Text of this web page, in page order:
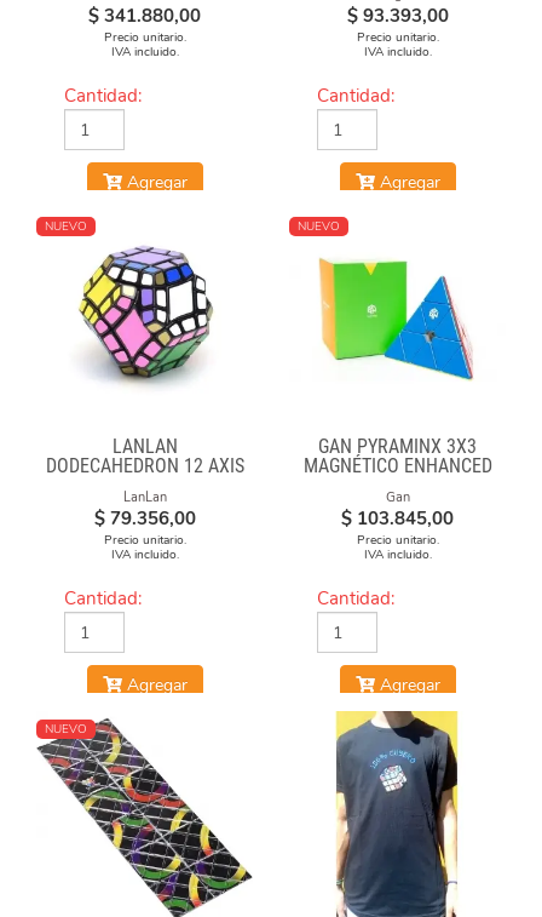
$ 341.880,00
Precio unitario.
IVA incluido.
Cantidad:
Agregar
$ 93.393,00
Precio unitario.
IVA incluido.
Cantidad:
Agregar
NUEVO
LANLAN
DODECAHEDRON 12 AXIS
LanLan
$ 79.356,00
Precio unitario.
IVA incluido.
Cantidad:
Agregar
NUEVO
GAN PYRAMINX 3X3
MAGNÉTICO ENHANCED
Gan
$ 103.845,00
Precio unitario.
IVA incluido.
Cantidad:
Agregar
NUEVO